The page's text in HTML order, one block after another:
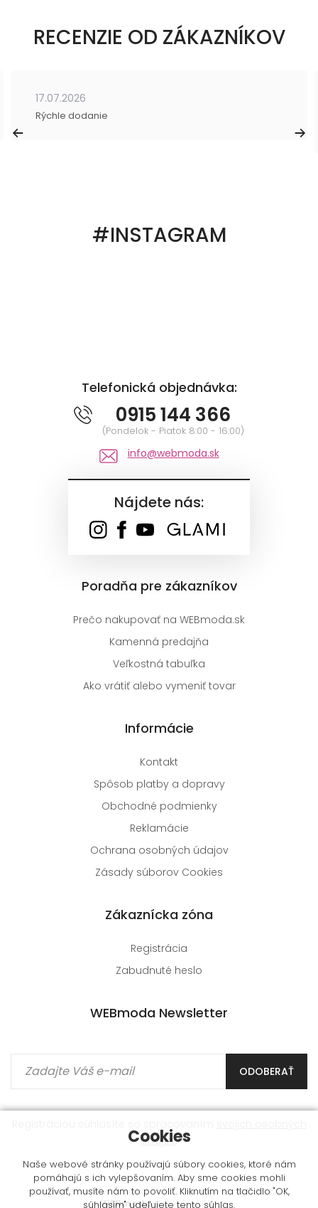
RECENZIE OD ZÁKAZNÍKOV
17.07.2026
Rýchle dodanie
#INSTAGRAM
Telefonická objednávka:
0915 144 366
(Pondelok - Piatok 8:00 - 16:00)
info@webmoda.sk
Nájdete nás:
Poradňa pre zákazníkov
Prečo nakupovať na WEBmoda.sk
Kamenná predajňa
Veľkostná tabuľka
Ako vrátiť alebo vymeniť tovar
Informácie
Kontakt
Spôsob platby a dopravy
Obchodné podmienky
Reklamácie
Ochrana osobných údajov
Zásady súborov Cookies
Zákaznícka zóna
Registrácia
Zabudnuté heslo
WEBmoda Newsletter
ODOBERAŤ
údajov.
WEBmoda© 2009 - 2026
Cookies
Naše webové stránky používajú súbory cookies, ktoré nám
pomáhajú s ich vylepšovaním. Aby sme cookies mohli
používať, musíte nám to povoliť. Kliknutím na tlačidlo "OK,
súhlasím" udeľujete tento súhlas.